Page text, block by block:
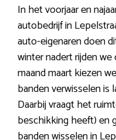
In het voorjaar en
autobedrijf in
auto-eigenaren doen
winter nadert rijden
maand maart kiezen
banden verwisselen is
Daarbij vraagt het
beschikking heeft) en
banden wisselen in